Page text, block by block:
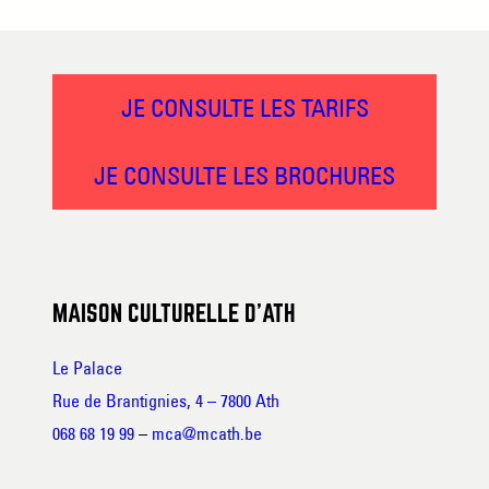
JE CONSULTE LES TARIFS
JE CONSULTE LES BROCHURES
MAISON CULTURELLE D’ATH
Le Palace
Rue de Brantignies, 4 – 7800 Ath
068 68 19 99 – mca@mcath.be